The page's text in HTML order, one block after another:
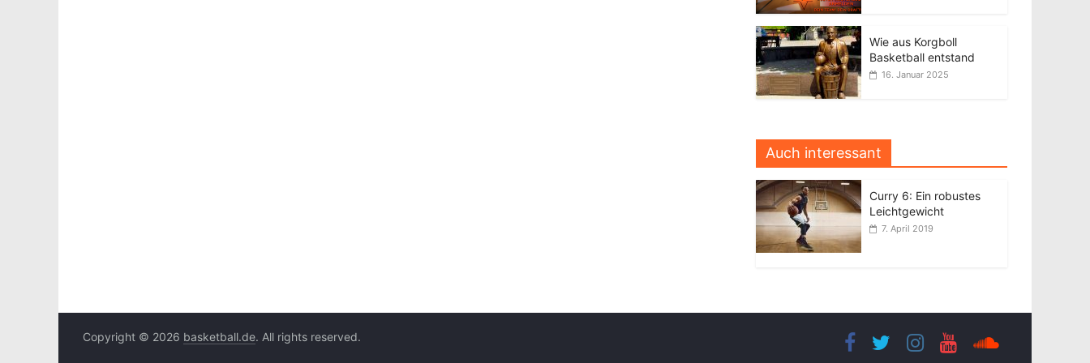
Wie aus Korgboll
Basketball entstand
16. Januar 2025
Auch interessant
Curry 6: Ein robustes
Leichtgewicht
7. April 2019
Copyright © 2026 basketball.de. All rights reserved.